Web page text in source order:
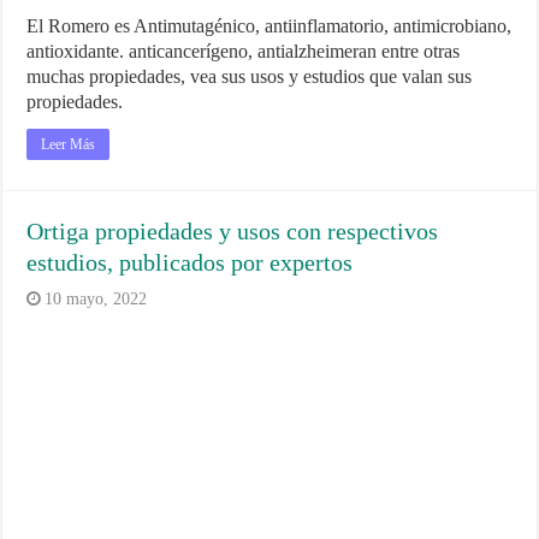
El Romero es Antimutagénico, antiinflamatorio, antimicrobiano,
antioxidante. anticancerígeno, antialzheimeran entre otras
muchas propiedades, vea sus usos y estudios que valan sus
propiedades.
Leer Más
Ortiga propiedades y usos con respectivos
estudios, publicados por expertos
10 mayo, 2022